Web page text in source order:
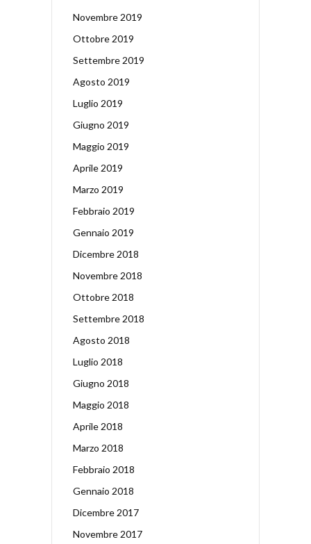
Novembre 2019
Ottobre 2019
Settembre 2019
Agosto 2019
Luglio 2019
Giugno 2019
Maggio 2019
Aprile 2019
Marzo 2019
Febbraio 2019
Gennaio 2019
Dicembre 2018
Novembre 2018
Ottobre 2018
Settembre 2018
Agosto 2018
Luglio 2018
Giugno 2018
Maggio 2018
Aprile 2018
Marzo 2018
Febbraio 2018
Gennaio 2018
Dicembre 2017
Novembre 2017